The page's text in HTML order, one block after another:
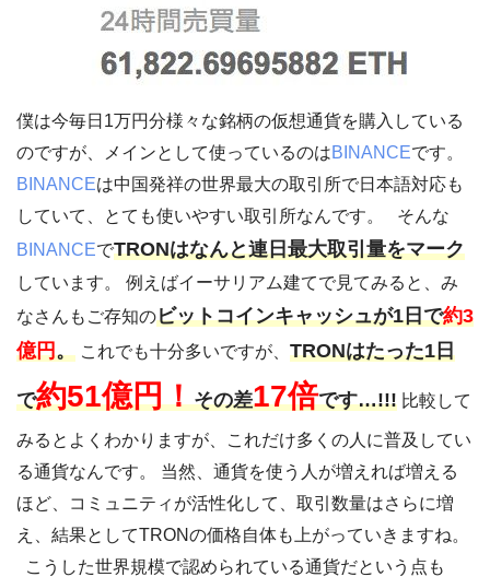
僕は今毎日1万円分様々な銘柄の仮想通貨を購入している
のですが、メインとして使っているのはBINANCEです。
BINANCEは中国発祥の世界最大の取引所で日本語対応も
していて、とても使いやすい取引所なんです。 そんな
BINANCEでTRONはなんと連日最大取引量をマーク
しています。 例えばイーサリアム建てで見てみると、み
なさんもご存知のビットコインキャッシュが1日で約3
億円。 これでも十分多いですが、 TRONはたった1日
で約51億円！その差17倍です…!!! 比較して
みるとよくわかりますが、これだけ多くの人に普及してい
る通貨なんです。 当然、通貨を使う人が増えれば増える
ほど、コミュニティが活性化して、取引数量はさらに増
え、結果としてTRONの価格自体も上がっていきますね。
こうした世界規模で認められている通貨だという点も